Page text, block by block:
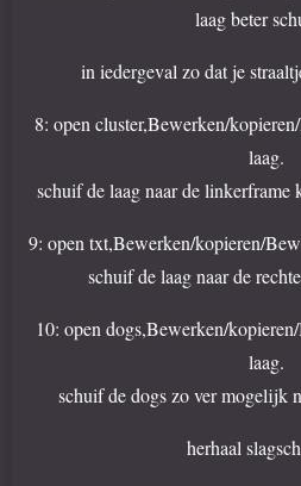
laag beter
in iedergeval zo dat je
8: open cluster,Bewerken/
laag.
schuif de laag naar de linkerframe
9: open txt,Bewerken/kopieren/
schuif de laag naar de
10: open dogs,Bewerken/
laag.
schuif de dogs zo ver mogelijk
herhaal